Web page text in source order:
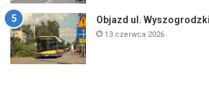
Objazd ul.
13 czerwca 2026